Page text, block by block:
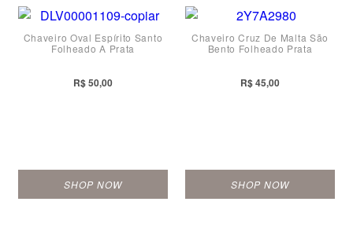
Chaveiro Oval Espírito Santo
Folheado A Prata
R$ 50,00
SHOP NOW
Chaveiro Cruz De Malta São
Bento Folheado Prata
R$ 45,00
SHOP NOW